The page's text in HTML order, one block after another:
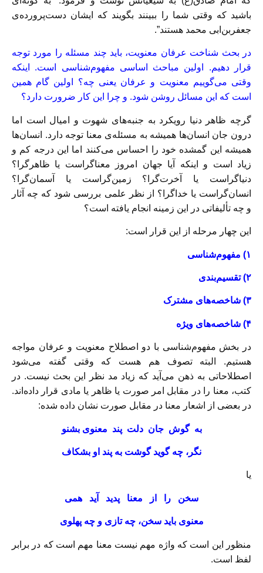
باشید که وقتی شما را ببینند بگویند که ایشان دست‌پرورده‌ی
جعفربن‌ابی محمد هستند”.
در بحث شناخت عرفان معنویت، باید چند مسئله را مورد توجه
قرار دهیم. اولین مباحث اساسی مفهوم‌شناسی است. اینکه
وقتی می‌گوییم معنویت و عرفان یعنی چه؟ اولین گام همین
است که این مسائل روشن شود. و چرا این کار ضرورت دارد؟
گرچه ظاهر دنیا رویکرد به جنبه‌های شهوت و امیال است اما
درون جان انسان‌ها همیشه به مسئله‌ی معنا توجه دارد. انسان‌ها
همیشه این گمشده خود را احساس می‌کنند اما این درجه کم و
زیاد است و اینکه آیا جهان امروز معناگراست یا ظاهرگرا؟
دنیاگراست یا آخرت‌گرا؟ زمین‌گراست یا آسمان‌گرا؟
انسان‌گراست یا خداگرا؟ از نظر علمی بررسی شود که چه آثار
و چه تألیفاتی در این زمینه انجام یافته است؟
این چهار مرحله از این قرار است:
۱) مفهوم‌شناسی
۲) تقسیم‌بندی
۳) شاخصه‌ها‌ی مشترک
۴) شاخصه‌های ویژه
در بخش مفهوم‌شناسی با دو اصطلاح معنویت و عرفان مواجه
هستیم. البته تصوف هم هست که وقتی گفته می‌شود
اصطلاحاتی به ذهن می‌آید که زیاد مد نظر این بحث نیست. در
کتب، معنا را در مقابل امر صورت یا ظاهر یا مادی قرار داده‌اند.
در بعضی از اشعار معنا در مقابل صورت نشان داده شده:
به گوش جان دلت پند معنوی بشنو
نگر، چه گوید گوشت به پند او بشکاف
یا
سخن را از معنا پدید آید همی
معنوی باید سخن، چه تازی و چه پهلوی
منظور این است که واژه مهم نیست معنا مهم است که در برابر
لفظ است.